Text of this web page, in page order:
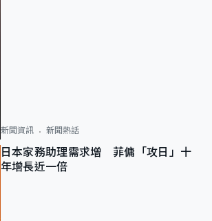
新聞資訊 新聞熱話
日本家務助理需求增 菲傭「攻日」十
年增長近一倍